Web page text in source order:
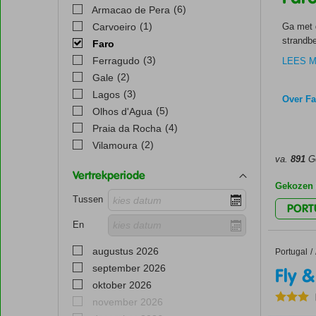
Armacao de Pera (6)
Carvoeiro (1)
Faro
Ferragudo (3)
Gale (2)
Lagos (3)
Olhos d'Agua (5)
Praia da Rocha (4)
Vilamoura (2)
Vertrekperiode
Tussen
En
augustus 2026
september 2026
oktober 2026
november 2026
Ga met
Maar
De
het
Voor
gezin.
Bij
je
LEES
Over
va. 891
Home
Portugal
Fly &
Fly